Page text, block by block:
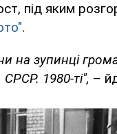
під яким
.
на зупинці
1980-ті", –